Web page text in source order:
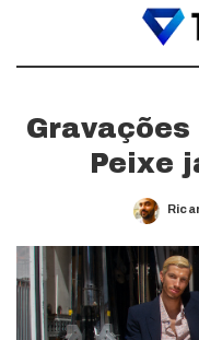
Gravações
Peixe